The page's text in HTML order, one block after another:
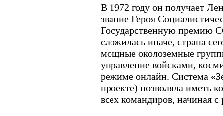
В 1972 году он получает
звание Героя
Государственную премию
сложилась иначе, страна
мощные околоземные
управление войсками,
режиме онлайн. Система
проекте) позволяла иметь
всех командиров, начиная с